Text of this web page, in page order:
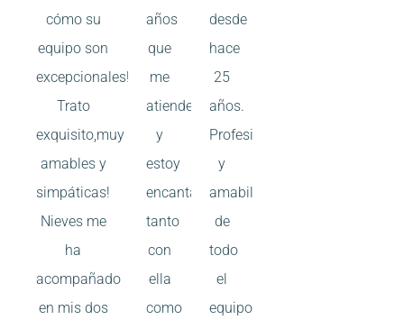
cómo su
equipo son
excepcionales!!!!
Trato
exquisito,muy
amables y
simpáticas!
Nieves me
ha
acompañado
en mis dos
años
que
me
atiende
y
estoy
encantada
tanto
con
ella
como
desde
hace
25
años.
Profesionalidad
y
amabilidad
de
todo
el
equipo.